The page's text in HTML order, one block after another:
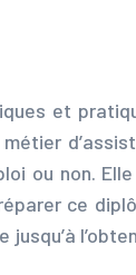
et
ou non.
ce